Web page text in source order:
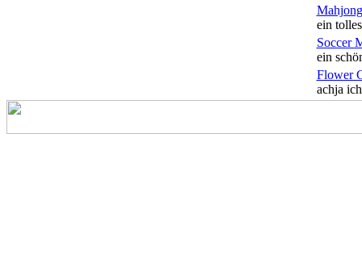
ein
Soccer
ein
Flower
achja